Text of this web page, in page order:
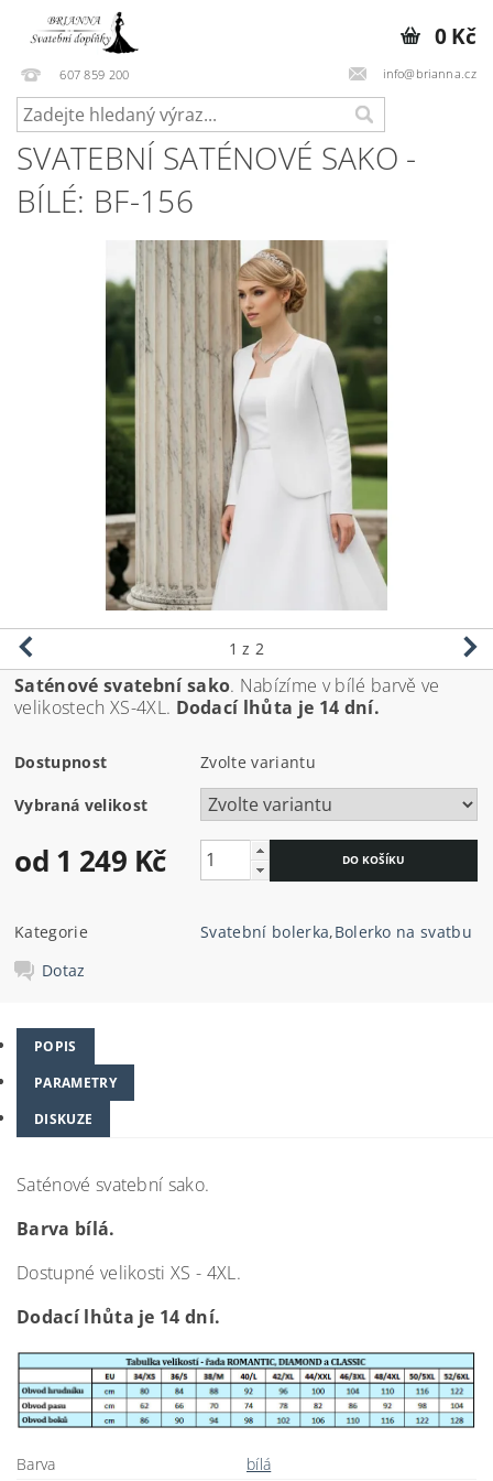
607 859 200 info@brianna.cz
0 Kč
SVATEBNÍ SATÉNOVÉ SAKO -
BÍLÉ: BF-156
1 z 2
Saténové svatební sako. Nabízíme v bílé barvě ve
velikostech XS-4XL. Dodací lhůta je 14 dní.
Dostupnost Zvolte variantu
Vybraná velikost
od 1 249 Kč
Kategorie Svatební bolerka,Bolerko na svatbu
Dotaz
POPIS
PARAMETRY
DISKUZE
Saténové svatební sako.
Barva bílá.
Dostupné velikosti XS - 4XL.
Dodací lhůta je 14 dní.
Barva bílá